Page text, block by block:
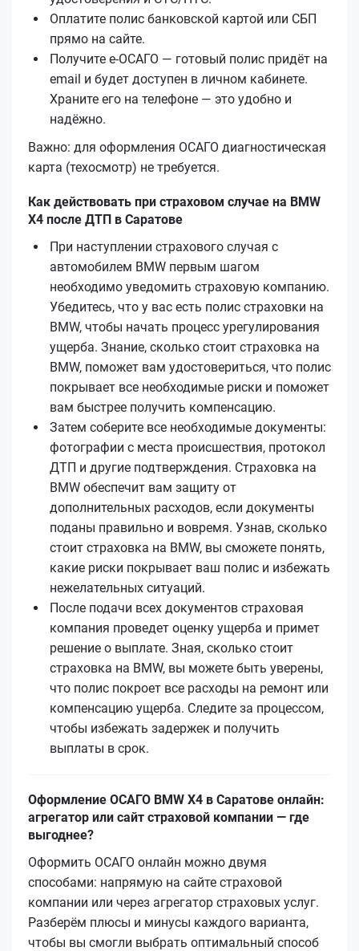
Оплатите полис банковской картой или СБП
прямо на сайте.
Получите е‑ОСАГО — готовый полис придёт на
email и будет доступен в личном кабинете.
Храните его на телефоне — это удобно и
надёжно.
Важно: для оформления ОСАГО диагностическая
карта (техосмотр) не требуется.
Как действовать при страховом случае на BMW
X4 после ДТП в Саратове
При наступлении страхового случая с
автомобилем BMW первым шагом
необходимо уведомить страховую компанию.
Убедитесь, что у вас есть полис страховки на
BMW, чтобы начать процесс урегулирования
ущерба. Знание, сколько стоит страховка на
BMW, поможет вам удостовериться, что полис
покрывает все необходимые риски и поможет
вам быстрее получить компенсацию.
Затем соберите все необходимые документы:
фотографии с места происшествия, протокол
ДТП и другие подтверждения. Страховка на
BMW обеспечит вам защиту от
дополнительных расходов, если документы
поданы правильно и вовремя. Узнав, сколько
стоит страховка на BMW, вы сможете понять,
какие риски покрывает ваш полис и избежать
нежелательных ситуаций.
После подачи всех документов страховая
компания проведет оценку ущерба и примет
решение о выплате. Зная, сколько стоит
страховка на BMW, вы можете быть уверены,
что полис покроет все расходы на ремонт или
компенсацию ущерба. Следите за процессом,
чтобы избежать задержек и получить
выплаты в срок.
Оформление ОСАГО BMW X4 в Саратове онлайн:
агрегатор или сайт страховой компании — где
выгоднее?
Оформить ОСАГО онлайн можно двумя
способами: напрямую на сайте страховой
компании или через агрегатор страховых услуг.
Разберём плюсы и минусы каждого варианта,
чтобы вы смогли выбрать оптимальный способ